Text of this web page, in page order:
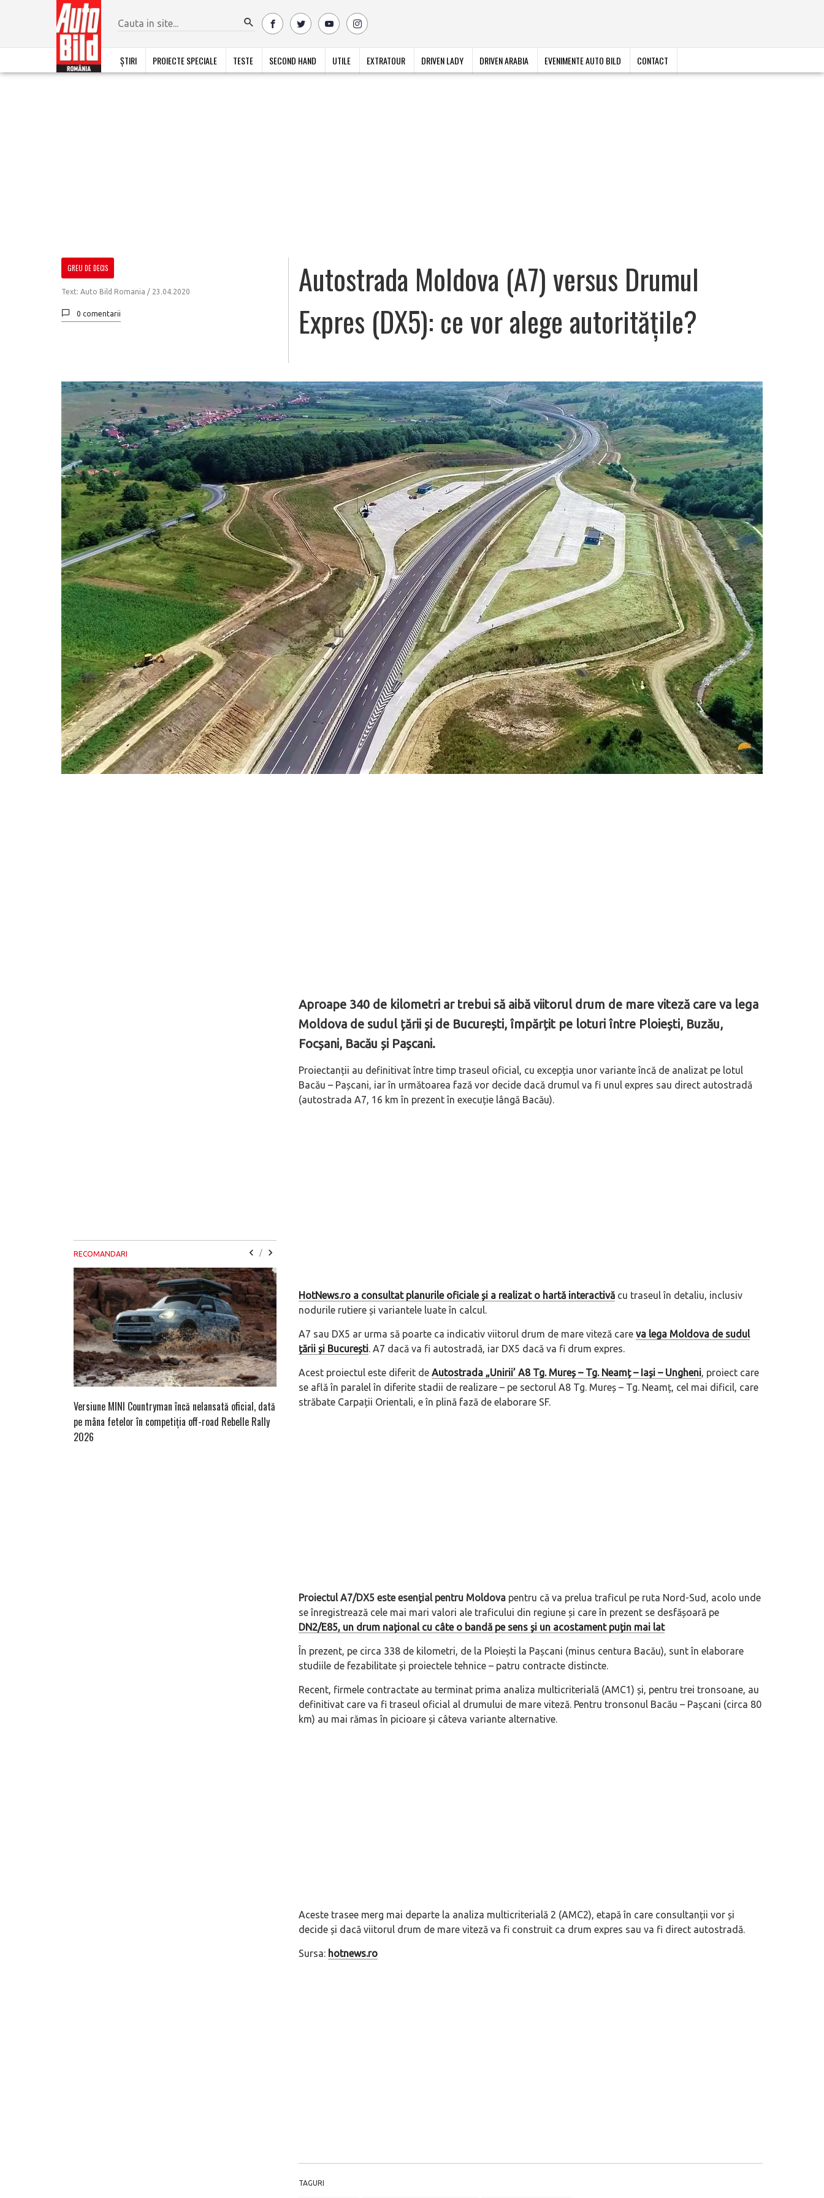
ȘTIRI PROIECTE SPECIALE TESTE SECOND HAND UTILE EXTRATOUR DRIVEN LADY DRIVEN ARABIA EVENIMENTE AUTO BILD CONTACT
GREU DE DECIS
Text: Auto Bild Romania / 23.04.2020
0 comentarii
Autostrada Moldova (A7) versus Drumul
Expres (DX5): ce vor alege autoritățile?
Aproape 340 de kilometri ar trebui să aibă viitorul drum de mare viteză care va lega
Moldova de sudul țării și de București, împărțit pe loturi între Ploiești, Buzău,
Focșani, Bacău și Pașcani.
Proiectanții au definitivat între timp traseul oficial, cu excepția unor variante încă de analizat pe lotul
Bacău – Pașcani, iar în următoarea fază vor decide dacă drumul va fi unul expres sau direct autostradă
(autostrada A7, 16 km în prezent în execuție lângă Bacău).
HotNews.ro a consultat planurile oficiale și a realizat o hartă interactivăcu traseul în detaliu, inclusiv
nodurile rutiere și variantele luate în calcul.
A7 sau DX5 ar urma să poarte ca indicativ viitorul drum de mare viteză care va lega Moldova de sudul
țării și București. A7 dacă va fi autostradă, iar DX5 dacă va fi drum expres.
Acest proiectul este diferit de Autostrada „Unirii’ A8 Tg. Mureș – Tg. Neamț – Iași – Ungheni, proiect care
se află în paralel în diferite stadii de realizare – pe sectorul A8 Tg. Mureș – Tg. Neamț, cel mai dificil, care
străbate Carpații Orientali, e în plină fază de elaborare SF.
Proiectul A7/DX5 este esențial pentru Moldovapentru că va prelua traficul pe ruta Nord-Sud, acolo unde
se înregistrează cele mai mari valori ale traficului din regiune și care în prezent se desfășoară pe
DN2/E85, un drum național cu câte o bandă pe sens și un acostament puțin mai lat
În prezent, pe circa 338 de kilometri, de la Ploiești la Pașcani (minus centura Bacău), sunt în elaborare
studiile de fezabilitate și proiectele tehnice – patru contracte distincte.
Recent, firmele contractate au terminat prima analiza multicriterială (AMC1) și, pentru trei tronsoane, au
definitivat care va fi traseul oficial al drumului de mare viteză. Pentru tronsonul Bacău – Pașcani (circa 80
km) au mai rămas în picioare și câteva variante alternative.
Aceste trasee merg mai departe la analiza multicriterială 2 (AMC2), etapă în care consultanții vor și
decide și dacă viitorul drum de mare viteză va fi construit ca drum expres sau va fi direct autostradă.
Sursa: hotnews.ro
TAGURI
RECOMANDARI /
Versiune MINI Countryman încă nelansată oficial, dată
pe mâna fetelor în competiția off-road Rebelle Rally
2026
Pentru cine știe ceva avioane, numele Hennessey
Prima sportivă cu motor central a mărcii, omagiată